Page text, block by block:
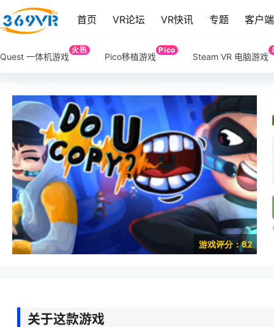
首页 VR论坛 VR快讯 专题 客户
Quest 一体机游戏
火热
Pico移植游戏
Pico
Steam VR 电脑游戏
游戏评分：8.2
关于这款游戏